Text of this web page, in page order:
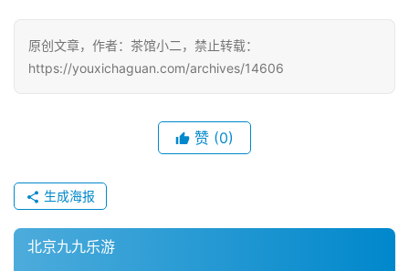
戏
单
机
休
闲
游
戏
原创文章，作者：茶馆小二，禁止转载：
https://youxichaguan.com/archives/14606
赞 (0)
生成海报
北京九九乐游